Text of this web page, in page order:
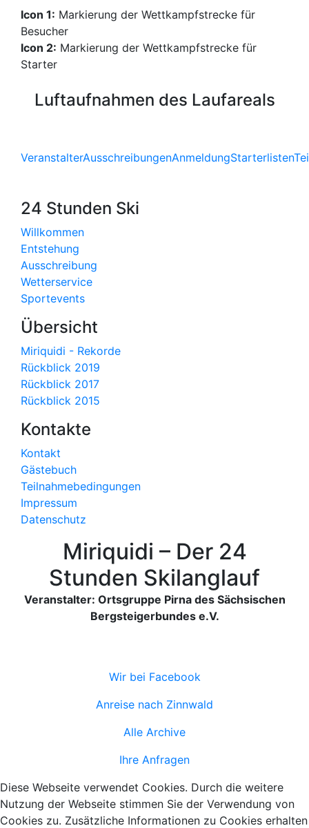
Icon 1: Markierung der Wettkampfstrecke für
Besucher
Icon 2: Markierung der Wettkampfstrecke für
Starter
Luftaufnahmen des Laufareals
VeranstalterAusschreibungenAnmeldungStarterlisten
24 Stunden Ski
Willkommen
Entstehung
Ausschreibung
Wetterservice
Sportevents
Übersicht
Miriquidi - Rekorde
Rückblick 2019
Rückblick 2017
Rückblick 2015
Kontakte
Kontakt
Gästebuch
Teilnahmebedingungen
Impressum
Datenschutz
Miriquidi – Der 24
Stunden Skilanglauf
Veranstalter: Ortsgruppe Pirna des Sächsischen
Bergsteigerbundes e.V.
Wir bei Facebook
Anreise nach Zinnwald
Alle Archive
Ihre Anfragen
Diese Webseite verwendet Cookies. Durch die weitere
Nutzung der Webseite stimmen Sie der Verwendung von
Cookies zu. Zusätzliche Informationen zu Cookies erhalten